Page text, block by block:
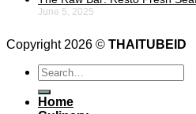
June 5, 2025
Copyright 2026 © THAITUBEID
Home